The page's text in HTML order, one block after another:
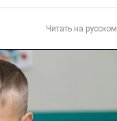
Читать на русском